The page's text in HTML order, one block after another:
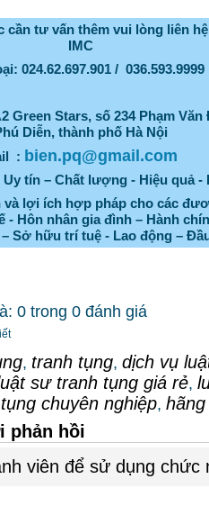
cần tư vấn thêm vui lòng liên
IMC
024.62.697.901 /
Green Stars, số 234 Phạm
Diễn, thành phố Hà Nội
: bien.pq@gmail.com
Uy tín – Chất lượng - Hiệu quả -
và lợi ích hợp pháp cho các
- Hôn nhân gia đình – Hành
– Sở hữu trí tuệ - Lao động –
0 trong 0 đánh giá
, tranh tụng, dịch vụ
sư tranh tụng giá rẻ,
chuyên nghiệp,
phản hồi
viên để sử dụng chức